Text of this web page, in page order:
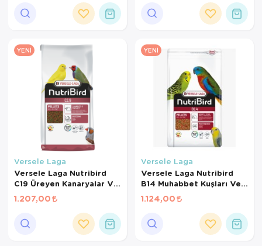
YENI
Versele Laga
Versele Laga Nutribird
C19 Üreyen Kanaryalar Ve
Finçler İçin Meyveli Pelet
Yem 3 Kg
1.207,00
YENI
Versele Laga
Versele Laga Nutribird
B14 Muhabbet Kuşları Ve
Mini Paraketler İçin
1.124,00